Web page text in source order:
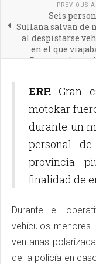
PREVIOUS
Seis
Sullana salvan de
al despistarse
en el que
Panamericana
ERP. Gran
motokar
durante un
personal
provincia
finalidad de
Durante el
vehículos menores
ventanas
de la policía en